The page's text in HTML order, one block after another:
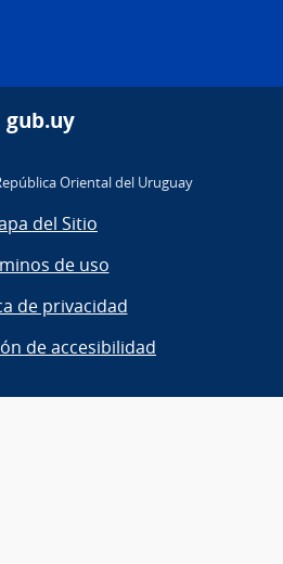
gub.uy
Oriental del Uruguay
del Sitio
de uso
de privacidad
de accesibilidad